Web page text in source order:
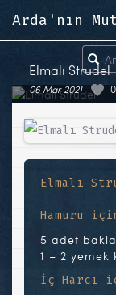
Arda'nın
Elmalı Strudel
06 Mar 2021 0
Elmalı
Hamuru
5 adet
1 – 2 yemek
İç Harcı